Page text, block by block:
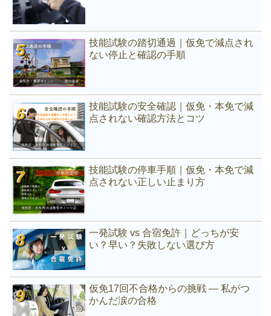
技能試験の踏切通過｜仮免で減点され
ない停止と確認の手順
技能試験の安全確認｜仮免・本免で減
点されない確認方法とコツ
技能試験の停車手順｜仮免・本免で減
点されない正しい止まり方
一発試験 vs 合宿免許｜どっちが安
い？早い？失敗しない選び方
仮免17回不合格からの挑戦 ― 私がつ
かんだ涙の合格